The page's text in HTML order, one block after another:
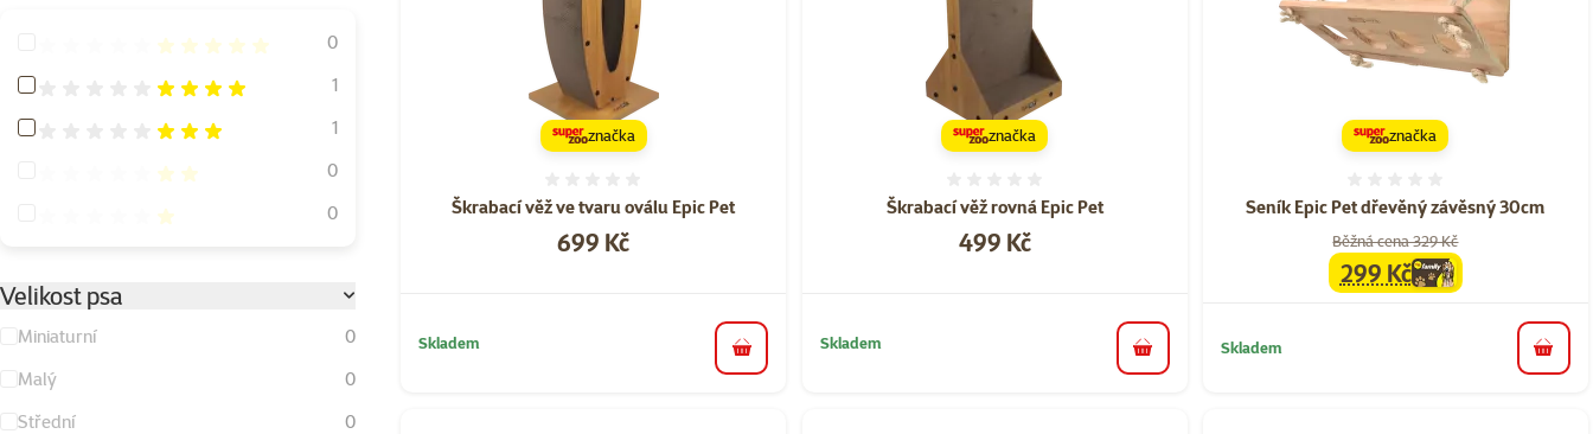
Hodnocení 100%
0
Hodnocení 80%
1
Hodnocení 60%
1
Hodnocení 40%
0
Hodnocení 20%
0
Velikost psa
Miniaturní
0
Malý
0
Střední
0
Škrabací věž ve tvaru oválu Epic Pet
Cena
699 Kč
značka
Skladem
do košíku
Škrabací věž rovná Epic Pet
Cena
499 Kč
značka
Skladem
do košíku
Seník Epic Pet dřevěný závěsný 30cm
Běžná cena 329 Kč
familycena
299 Kč
značka
Skladem do